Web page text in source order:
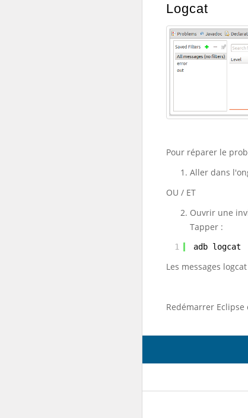
Logcat
Pour réparer le
Aller dans
OU / ET
Ouvrir une
Tapper :
1 adb logcat
Les messages
Redémarrer